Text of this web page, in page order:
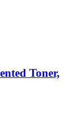
Toner,